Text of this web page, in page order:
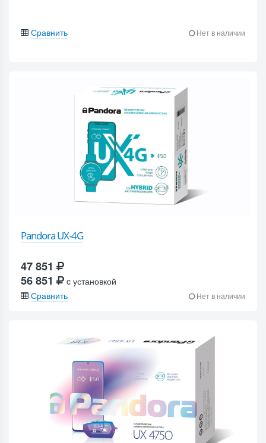
Сравнить Нет в наличии
Pandora UX-4G
47 851
56 851
c установкой
Сравнить
Нет в наличии